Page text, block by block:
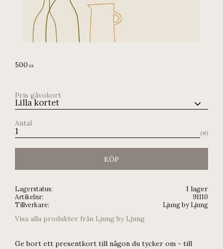
500 KR
Pris gåvokort
Antal
st
KÖP
Lagerstatus I lager
Artikelnr
91110
Tillverkare
Ljung by Ljung
Visa alla produkter från Ljung by Ljung
Ge bort ett presentkort till någon du tycker om - till